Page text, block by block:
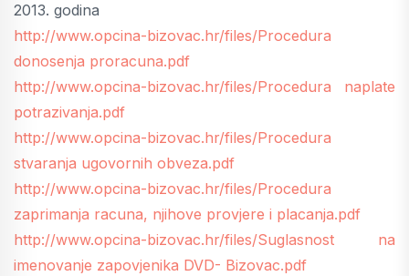
2013. godina
http://www.opcina-bizovac.hr/files/Procedura
donosenja proracuna.pdf
http://www.opcina-bizovac.hr/files/Procedura naplate
potrazivanja.pdf
http://www.opcina-bizovac.hr/files/Procedura
stvaranja ugovornih obveza.pdf
http://www.opcina-bizovac.hr/files/Procedura
zaprimanja racuna, njihove provjere i placanja.pdf
http://www.opcina-bizovac.hr/files/Suglasnost na
imenovanje zapovjenika DVD- Bizovac.pdf